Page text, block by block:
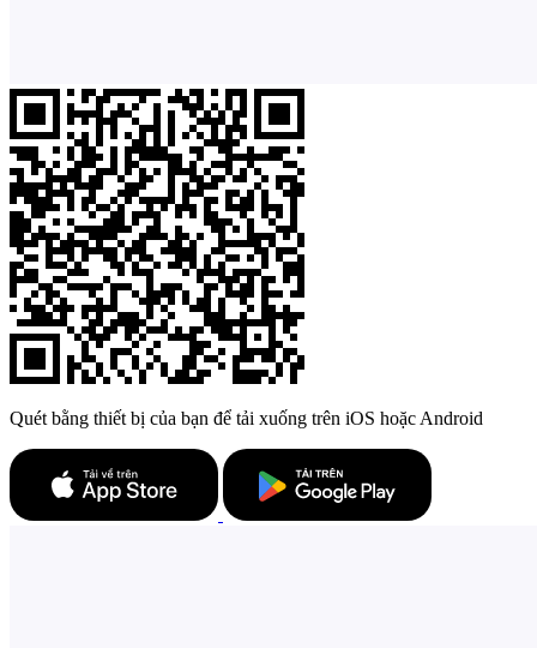
Quét bằng thiết bị của bạn để tải xuống trên iOS hoặc Android